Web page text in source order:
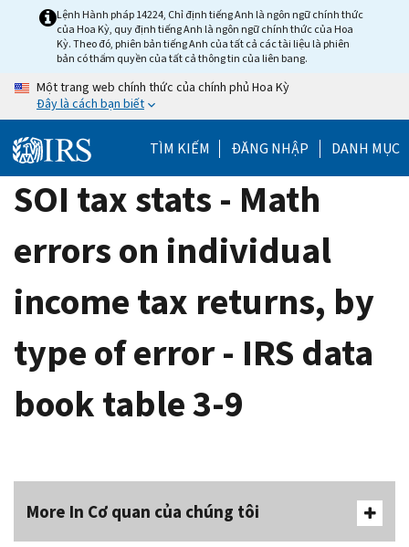
Lệnh Hành pháp 14224, Chỉ định tiếng Anh là ngôn ngữ chính thức
của Hoa Kỳ, quy định tiếng Anh là ngôn ngữ chính thức của Hoa
Kỳ. Theo đó, phiên bản tiếng Anh của tất cả các tài liệu là phiên
bản có thẩm quyền của tất cả thông tin của liên bang.
Một trang web chính thức của chính phủ Hoa Kỳ
Đây là cách bạn biết
TÌM KIẾM ĐĂNG NHẬP DANH MỤC
SOI tax stats - Math
errors on individual
income tax returns, by
type of error - IRS data
book table 3-9
More In Cơ quan của chúng tôi